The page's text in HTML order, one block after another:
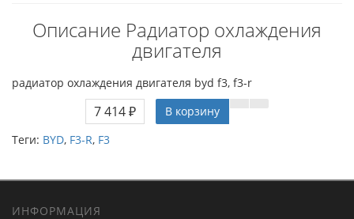
Описание Радиатор охлаждения
двигателя
радиатор охлаждения двигателя byd f3, f3-r
7 414 ₽
В корзину
Теги: BYD, F3-R, F3
ИНФОРМАЦИЯ